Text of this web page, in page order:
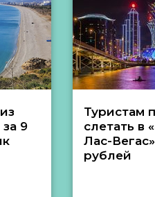
9
Туристам
слетать в
Лас-
рублей